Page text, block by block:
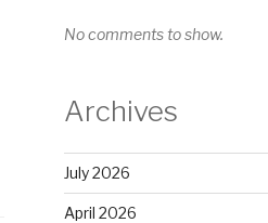
No comments to show.
Archives
July 2026
April 2026